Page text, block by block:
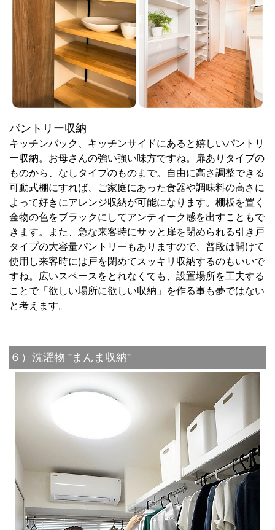
パントリー収納
キッチンバック、キッチンサイドにあると嬉しいパントリ
ー収納。お母さんの強い強い味方ですね。扉ありタイプの
ものから、なしタイプのものまで。
自由に高さ調整できる
可動式棚にすれば、ご家庭にあった食器や調味料の高さに
よって好きにアレンジ収納が可能になります。棚板を置く
金物の色をブラックにしてアンティーク感を出すこともで
きます。また、急な来客時にサッと扉を閉められる引き戸
タイプの大容量パントリー もありますので、普段は開けて
使用し来客時には戸を閉めてスッキリ収納するのもいいで
すね。広いスペースをとれなくても、設置場所を工夫する
ことで「欲しい場所に欲しい収納」を作る事も夢ではない
と考えます。
６）洗濯物 ”まんま収納”